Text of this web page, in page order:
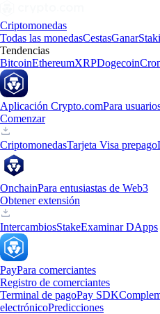
Criptomonedas
Todas las monedasCestasGanar
Tendencias
BitcoinEthereumXRPDogecoin
Aplicación Crypto.comPara
Comenzar
CriptomonedasTarjeta Visa prepago
OnchainPara entusiastas de Web3
Obtener extensión
IntercambiosStakeExaminar DApps
PayPara comerciantes
Registro de comerciantes
Terminal de pagoPay SDK
electrónicoPredicciones